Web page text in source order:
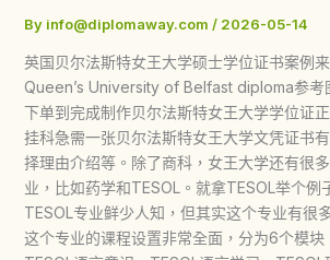
By info@diplomaway.com / 2026-05-14
英国贝尔法斯特女王大学硕士学位证书案例
Queen’s University of Belfast diploma参考
下单到完成制作贝尔法斯特女王大学学位证
挂科急需一张贝尔法斯特女王大学文凭证书
择理由介绍等。除了商科，女王大学还有很
业，比如药学和TESOL。就拿TESOL举个例
TESOL专业鲜少人知，但其实这个专业有很
这个专业的课程设置非常全面，分为6个模块